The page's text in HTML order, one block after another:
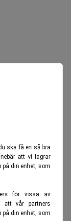
ska få en så bra
att vi lagrar
din enhet, som
för vissa av
att vår partners
din enhet, som